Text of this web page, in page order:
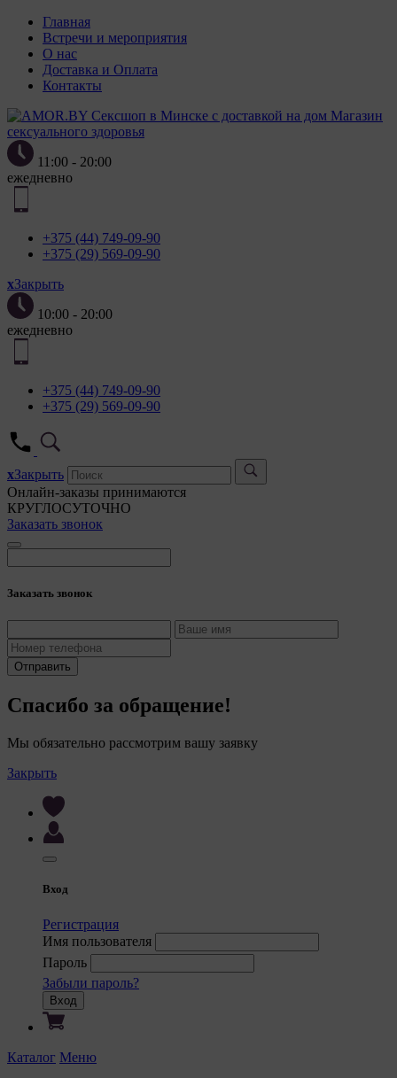
Главная
Встречи и мероприятия
О нас
Доставка и Оплата
Контакты
Магазин
сексуального здоровья
11:00 - 20:00
ежедневно
+375 (44) 749-09-90
+375 (29) 569-09-90
xЗакрыть
10:00 - 20:00
ежедневно
+375 (44) 749-09-90
+375 (29) 569-09-90
xЗакрыть
Онлайн-заказы принимаются
КРУГЛОСУТОЧНО
Заказать звонок
Заказать звонок
Отправить
Спасибо за обращение!
Мы обязательно рассмотрим вашу заявку
Закрыть
Вход
Регистрация
Имя пользователя
Пароль
Забыли пароль?
Вход
Каталог Меню